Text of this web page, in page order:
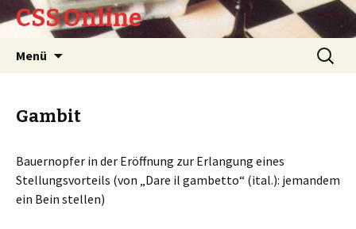
CSS Online
Menü
Suche
nach:
Gambit
Bauernopfer in der Eröffnung zur Erlangung eines
Stellungsvorteils (von „Dare il gambetto“ (ital.): jemandem
ein Bein stellen)